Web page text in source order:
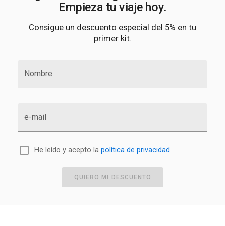
Empieza tu viaje hoy.
Consigue un descuento especial del 5% en tu
primer kit.
Nombre
e-mail
He leído y acepto la política de privacidad
QUIERO MI DESCUENTO